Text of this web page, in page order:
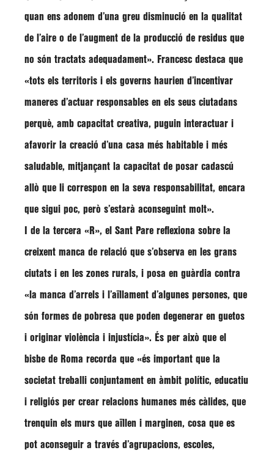
quan ens adonem d’una greu disminució en la qualitat
de l’aire o de l’augment de la producció de residus que
no són tractats adequadament». Francesc destaca que
«tots els territoris i els governs haurien d’incentivar
maneres d’actuar responsables en els seus ciutadans
perquè, amb capacitat creativa, puguin interactuar i
afavorir la creació d’una casa més habitable i més
saludable, mitjançant la capacitat de posar cadascú
allò que li correspon en la seva responsabilitat, encara
que sigui poc, però s’estarà aconseguint molt».
I de la tercera «R», el Sant Pare reflexiona sobre la
creixent manca de relació que s’observa en les grans
ciutats i en les zones rurals, i posa en guàrdia contra
«la manca d’arrels i l’aïllament d’algunes persones, que
són formes de pobresa que poden degenerar en guetos
i originar violència i injustícia». És per això que el
bisbe de Roma recorda que «és important que la
societat treballi conjuntament en àmbit polític, educatiu
i religiós per crear relacions humanes més càlides, que
trenquin els murs que aïllen i marginen, cosa que es
pot aconseguir a través d’agrupacions, escoles,